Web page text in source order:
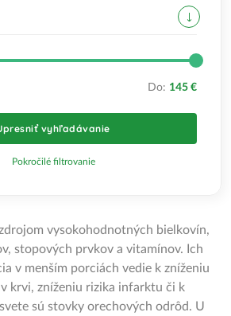
Do: 145 €
vyhľadávanie
Pokročilé filtrovanie
vysokohodnotných bielkovín,
stopových prvkov a vitamínov. Ich
v menším porciách vedie k zníženiu
krvi, zníženiu rizika infarktu či k
sú stovky orechových odrôd. U